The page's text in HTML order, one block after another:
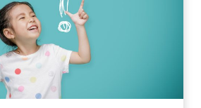
S
E
a